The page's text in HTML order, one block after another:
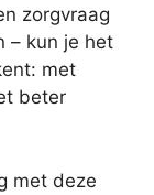
zorgvraag
– kun je het
met
beter
met deze